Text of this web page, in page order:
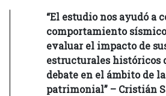
“El estudio nos ayudó a
comportamiento
evaluar el impacto de
estructurales históricos
debate en el ámbito de
patrimonial” – Cristián